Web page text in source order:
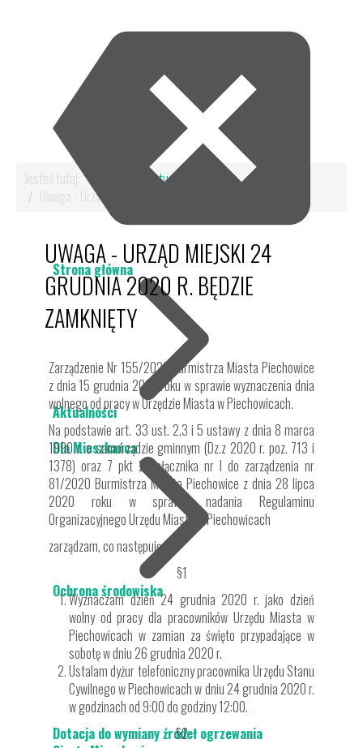
Strona główna
Aktualności
Dla Mieszkańca
Ochrona środowiska
Dotacja do wymiany źródeł ogrzewania
Jesteś tutaj:
Aktualności
Uwaga - Urząd Miejski 24 grudnia 2020 r. będzie zamknięty
UWAGA - URZĄD MIEJSKI 24
GRUDNIA 2020 R. BĘDZIE
ZAMKNIĘTY
Zarządzenie Nr 155/2020 Burmistrza Miasta Piechowice
z dnia 15 grudnia 2020 roku w sprawie wyznaczenia dnia
wolnego od pracy w Urzędzie Miasta w Piechowicach.
Na podstawie art. 33 ust. 2,3 i 5 ustawy z dnia 8 marca
1990 r. o samorządzie gminnym (Dz.z 2020 r. poz. 713 i
1378) oraz 7 pkt 2 załącznika nr I do zarządzenia nr
81/2020 Burmistrza Miasta Piechowice z dnia 28 lipca
2020 roku w sprawie nadania Regulaminu
Organizacyjnego Urzędu Miasta w Piechowicach
zarządzam, co następuję:
§1
Wyznaczam dzień 24 grudnia 2020 r. jako dzień
wolny od pracy dla pracowników Urzędu Miasta w
Piechowicach w zamian za święto przypadające w
sobotę w dniu 26 grudnia 2020 r.
Ustalam dyżur telefoniczny pracownika Urzędu Stanu
Cywilnego w Piechowicach w dniu 24 grudnia 2020 r.
w godzinach od 9:00 do godziny 12:00.
§2